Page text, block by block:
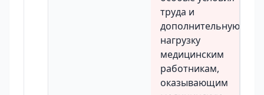
труда и
дополнительную
нагрузку
медицинским
работникам,
оказывающим